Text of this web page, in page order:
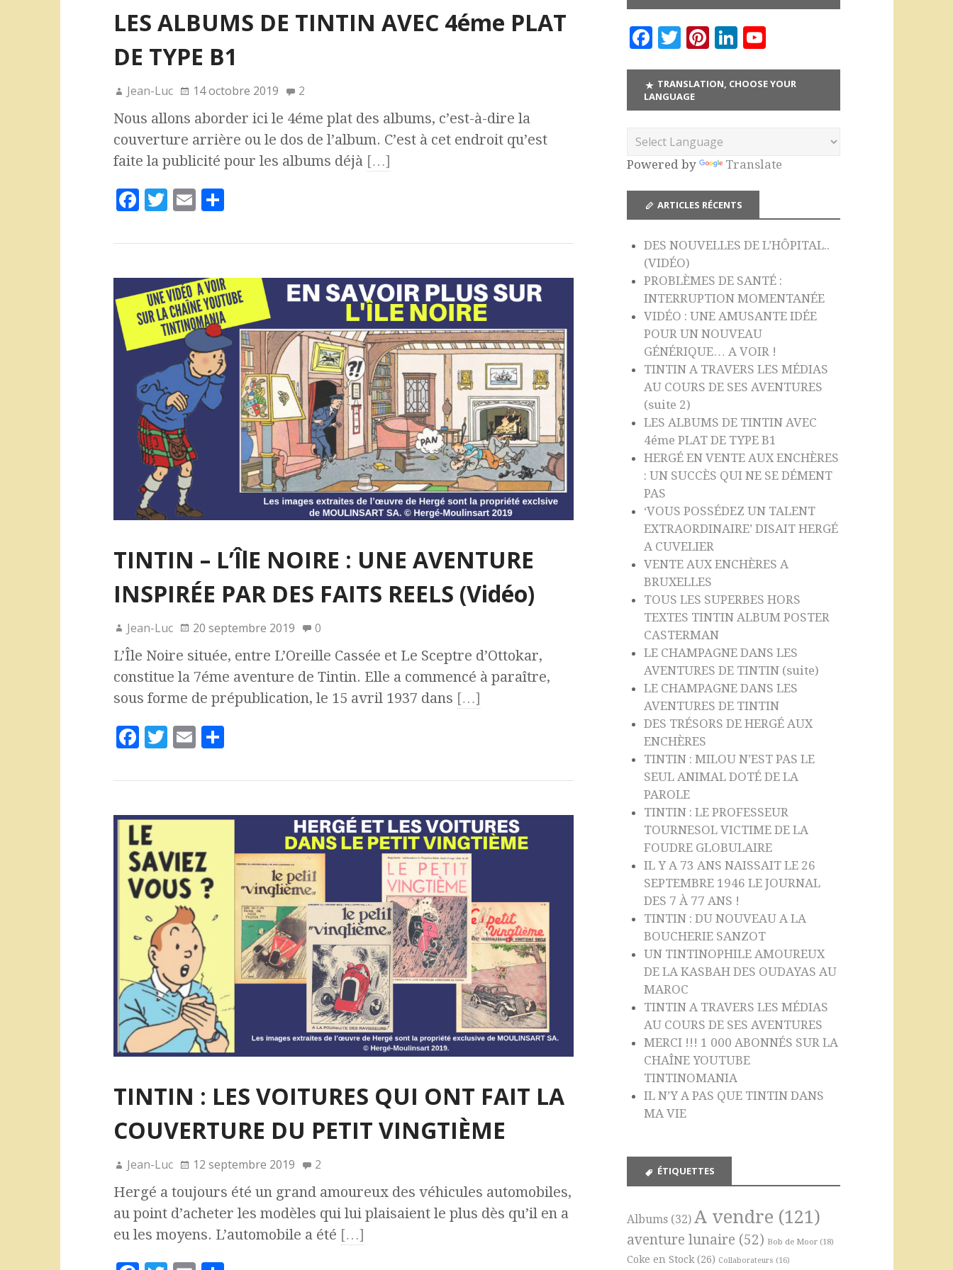
LES ALBUMS DE TINTIN AVEC 4éme PLAT
DE TYPE B1
Jean-Luc 14 octobre 2019 2
Nous allons aborder ici le 4éme plat des albums, c’est-à-dire la
couverture arrière ou le dos de l’album. C’est à cet endroit qu’est
faite la publicité pour les albums déjà […]
F
c
b
o
T
it
r
E
ai
P
rt
g
e
r
TINTIN – L’ÎlE NOIRE : UNE AVENTURE
INSPIRÉE PAR DES FAITS REELS (Vidéo)
Jean-Luc 20 septembre 2019 0
L’Île Noire située, entre L’Oreille Cassée et Le Sceptre d’Ottokar,
constitue la 7éme aventure de Tintin. Elle a commencé à paraître,
sous forme de prépublication, le 15 avril 1937 dans […]
F
c
b
o
o
k
T
it
r
E
ai
P
rt
g
e
TINTIN : LES VOITURES QUI ONT FAIT LA
COUVERTURE DU PETIT VINGTIÈME
Jean-Luc 12 septembre 2019 2
Hergé a toujours été un grand amoureux des véhicules automobiles,
au point d’acheter les modèles qui lui plaisaient le plus dès qu’il en a
eu les moyens. L’automobile a été […]
F
c
e
o
o
k
T
it
te
Pi
te
r
t
Li
k
e
u
T
e
h
a
n
el
TRANSLATION, CHOOSE YOUR
LANGUAGE
Powered by Translate
ARTICLES RÉCENTS
DES NOUVELLES DE L’HÔPITAL..
(VIDÉO)
PROBLÈMES DE SANTÉ :
INTERRUPTION MOMENTANÉE
VIDÉO : UNE AMUSANTE IDÉE
POUR UN NOUVEAU
GÉNÉRIQUE… A VOIR !
TINTIN A TRAVERS LES MÉDIAS
AU COURS DE SES AVENTURES
(suite 2)
LES ALBUMS DE TINTIN AVEC
4éme PLAT DE TYPE B1
HERGÉ EN VENTE AUX ENCHÈRES
: UN SUCCÈS QUI NE SE DÉMENT
PAS
‘VOUS POSSÉDEZ UN TALENT
EXTRAORDINAIRE’ DISAIT HERGÉ
A CUVELIER
VENTE AUX ENCHÈRES A
BRUXELLES
TOUS LES SUPERBES HORS
TEXTES TINTIN ALBUM POSTER
CASTERMAN
LE CHAMPAGNE DANS LES
AVENTURES DE TINTIN (suite)
LE CHAMPAGNE DANS LES
AVENTURES DE TINTIN
DES TRÉSORS DE HERGÉ AUX
ENCHÈRES
TINTIN : MILOU N’EST PAS LE
SEUL ANIMAL DOTÉ DE LA
PAROLE
TINTIN : LE PROFESSEUR
TOURNESOL VICTIME DE LA
FOUDRE GLOBULAIRE
IL Y A 73 ANS NAISSAIT LE 26
SEPTEMBRE 1946 LE JOURNAL
DES 7 À 77 ANS !
TINTIN : DU NOUVEAU A LA
BOUCHERIE SANZOT
UN TINTINOPHILE AMOUREUX
DE LA KASBAH DES OUDAYAS AU
MAROC
TINTIN A TRAVERS LES MÉDIAS
AU COURS DE SES AVENTURES
MERCI !!! 1 000 ABONNÉS SUR LA
CHAÎNE YOUTUBE
TINTINOMANIA
IL N’Y A PAS QUE TINTIN DANS
MA VIE
ÉTIQUETTES
Albums (32) A vendre (121)
aventure lunaire (52) Bob de Moor (18)
Coke en Stock (26) Collaborateurs (16)